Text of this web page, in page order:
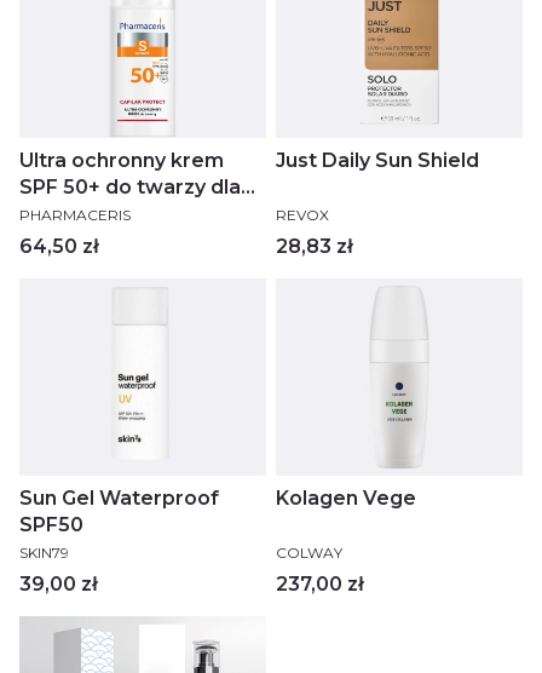
Ultra ochronny krem
SPF 50+ do twarzy dla
skóry naczynkowej i z
trądzikiem różowatym
PRODUCENT
PHARMACERIS
Cena
64,50 zł
Just Daily Sun Shield
PRODUCENT
REVOX
Cena
28,83 zł
Sun Gel Waterproof
SPF50
PRODUCENT
SKIN79
Cena
39,00 zł
Kolagen Vege
PRODUCENT
COLWAY
Cena
237,00 zł